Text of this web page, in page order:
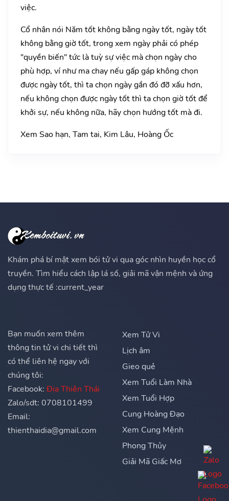
việc.
Cổ nhân nói Năm tốt không bằng ngày tốt, ngày tốt
không bằng giờ tốt, trong xem ngày phải có phép
"quyền biến" tức là tuỳ sự việc mà chọn ngày cho
phù hợp, ví như ma chay nếu gấp gáp không chọn
được ngày tốt, thì ta chọn ngày gần đó đỡ xấu hơn,
nếu không chọn được ngày tốt thì ta chọn giờ tốt để
khởi sự, nếu không nữa, hãy chọn hướng tốt mà đi.
Xem Sao hạn, Tam tai, Kim Lâu, Hoàng Ốc
Khám phá bí mật xem bói tử vi qua góc nhìn huyền học cổ
truyền. Tìm hiểu cách lập lá số, giải mã vận mệnh và ứng
dụng thực tế :current_year
Bạn muốn xem thêm
thông tin tử vi chi tiết thì
có thể liên hệ ngay với
chúng tôi:
Facebook: Địa Thiên Thái
Zalo/sdt: 0708101499
Email:
thienthaidia@gmail.com
Xem Tử Vi
Lịch âm
Gieo quẻ
Xem Tuổi Làm Nhà
Xem Tuổi Hợp
Cung Hoàng Đạo
Xem Cung Mệnh
Phong Thủy
Giải Mã Giấc Mơ